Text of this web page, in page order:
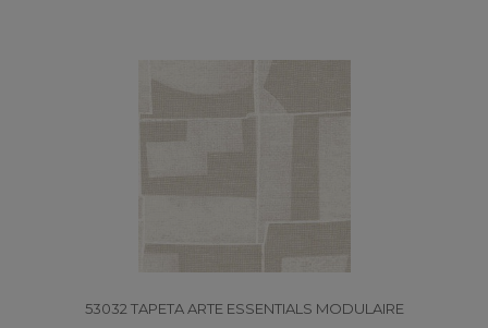
53032 TAPETA ARTE ESSENTIALS MODULAIRE